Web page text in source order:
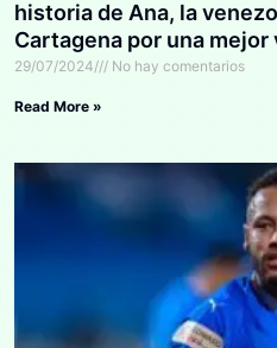
historia de Ana, la
Cartagena por una mejor
29/07/2024 No hay comentarios
Read More »